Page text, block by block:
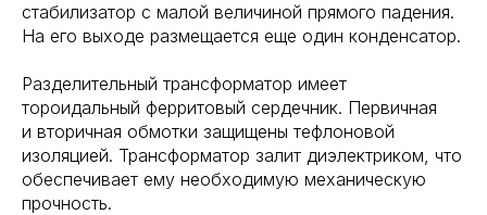
стабилизатор с малой величиной прямого падения.
На его выходе размещается еще один конденсатор.
Разделительный трансформатор имеет
тороидальный ферритовый сердечник. Первичная
и вторичная обмотки защищены тефлоновой
изоляцией. Трансформатор залит диэлектриком, что
обеспечивает ему необходимую механическую
прочность.